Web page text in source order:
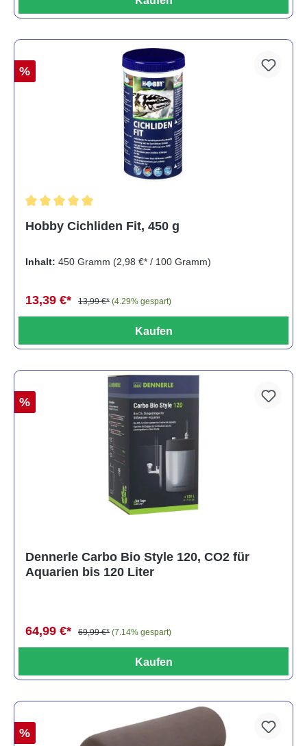
%
Hobby Cichliden Fit, 450 g
Inhalt: 450 Gramm (2,98 €* / 100 Gramm)
13,39 €* 13,99 €* (4.29% gespart)
Kaufen
%
Dennerle Carbo Bio Style 120, CO2 für
Aquarien bis 120 Liter
64,99 €* 69,99 €* (7.14% gespart)
Kaufen
%